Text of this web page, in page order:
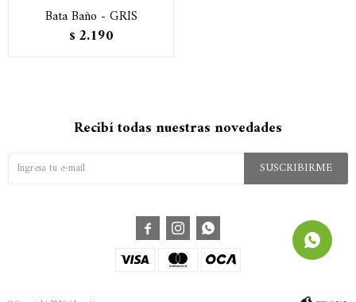
Bata Baño - GRIS
$ 2.190
Recibí todas nuestras novedades
SUSCRIBIRME
  